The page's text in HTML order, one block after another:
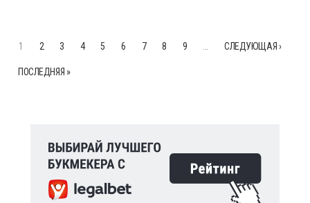
1 2 3 4 5 6 7 8 9 СЛЕДУЮЩАЯ ›
ПОСЛЕДНЯЯ »